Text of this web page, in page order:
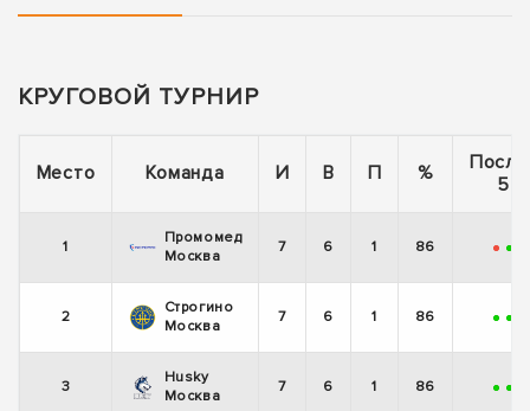
КРУГОВОЙ ТУРНИР
Место Команда И В П %
5
1
Промомед
Москва
7 6 1 86 - +
2
Строгино
Москва
7 6 1 86 + +
3
Husky
Москва
7 6 1 86 + +